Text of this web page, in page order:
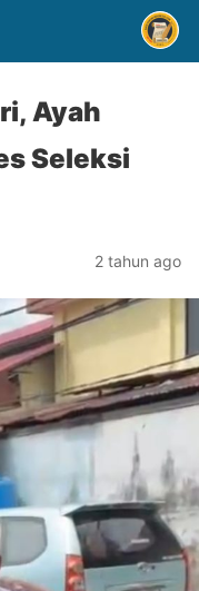
Ayah
Seleksi
2 tahun ago